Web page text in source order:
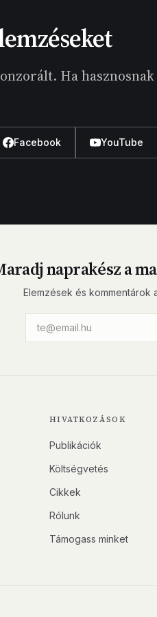
Ha
Facebook YouTube
naprakész a
Elemzések és kommentárok
HIVATKOZÁSOK
Publikációk
Költségvetés
Cikkek
Rólunk
Támogass minket